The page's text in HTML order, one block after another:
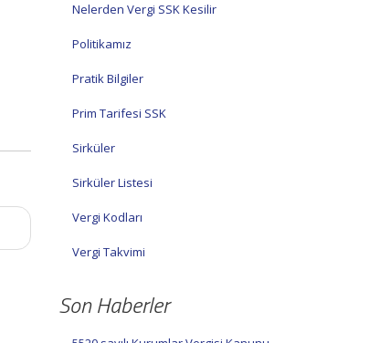
Nelerden Vergi SSK Kesilir
Politikamız
Pratik Bilgiler
Prim Tarifesi SSK
Sirküler
Sirküler Listesi
Vergi Kodları
Vergi Takvimi
Son Haberler